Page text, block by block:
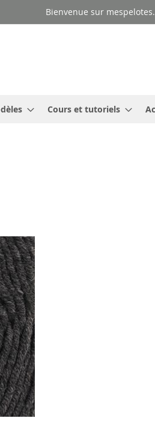
Bienvenue sur
Cours et tutoriels